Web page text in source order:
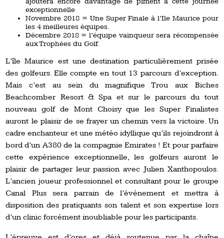
exceptionnelle
Novembre 2018 = Une Super Finale à l’Ile Maurice pour
les 4 meilleures équipes.
Décembre 2018 = l’équipe vainqueur sera récompensée
aux Trophées du Golf.
L’île Maurice est une destination particulièrement prisée
des golfeurs. Elle compte en tout 13 parcours d’exception.
Mais c’est au sein du magnifique Trou aux Biches
Beachcomber Resort & Spa et sur le parcours du tout
nouveau golf de Mont Choisy que les Super Finalistes
auront le plaisir de se frayer un chemin vers la victoire. Un
cadre enchanteur et une météo idyllique qu’ils rejoindront à
bord d’un A380 de la compagnie Emirates ! Et pour parfaire
cette expérience exceptionnelle, les golfeurs auront le
plaisir de partager leur passion avec Julien Xanthopoulos.
L’ancien joueur professionnel et consultant pour le groupe
Canal Plus sera parrain de l’événement et mettra à
disposition des pratiquants son talent et son expertise lors
d’un clinic forcément inoubliable pour les participants.